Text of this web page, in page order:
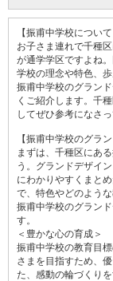
【振甫中学校について
お子さま連れで千種
が通学学区ですよね
学校の理念や特色、
振甫中学校のグラン
くご紹介します。千
してぜひ参考になさっ
【振甫中学校のグラ
まずは、千種区にあ
う。グランドデザイ
にわかりやすくまと
で、特色やどのよう
振甫中学校のグラン
す。
＜豊かな心の育成＞
振甫中学校の教育目
さまを目指すため、
た、感動の輪づくり